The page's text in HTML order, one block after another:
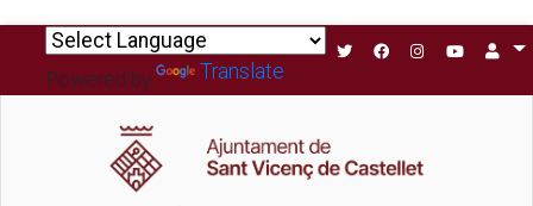
Powered by Translate